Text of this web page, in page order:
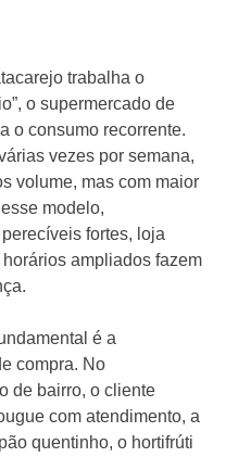
trabalha o
o supermercado de
o consumo recorrente.
vezes por semana,
volume, mas com maior
modelo,
fortes, loja
ampliados fazem
é a
compra. No
de bairro, o cliente
com atendimento, a
quentinho, o hortifrúti